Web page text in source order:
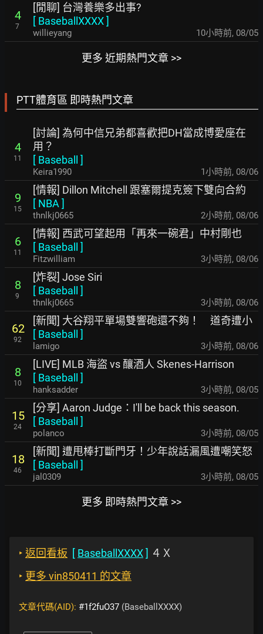
4
7
[閒聊] 台灣養樂多出事?
[ BaseballXXXX]
willieyang 10小時前, 08/05
更多 近期熱門文章 >>
PTT體育區 即時熱門文章
4
11
[討論] 為何中信兄弟都喜歡把DH當成博愛座在
用？
[ Baseball ]
Keira1990 1小時前, 08/06
9
15
[情報] Dillon Mitchell 跟塞爾提克簽下雙向合約
[ NBA ]
thnlkj0665 2小時前, 08/06
6
11
[情報] 西武可望起用「再來一碗君」中村剛也
[ Baseball ]
Fitzwilliam 3小時前, 08/06
8
9
[炸裂] Jose Siri
[ Baseball ]
thnlkj0665 3小時前, 08/06
62
92
[新聞] 大谷翔平單場雙響砲還不夠！ 道奇遭小
[ Baseball ]
lamigo 3小時前, 08/06
8
10
[LIVE] MLB 海盜 vs 釀酒人 Skenes-Harrison
[ Baseball ]
hanksadder 3小時前, 08/05
15
24
[分享] Aaron Judge：I'll be back this season.
[ Baseball ]
polanco 3小時前, 08/05
18
46
[新聞] 遭甩棒打斷門牙！少年說話漏風遭嘲笑怒
[ Baseball ]
jal0309 3小時前, 08/05
更多 即時熱門文章 >>
‣ 返回看板 [ BaseballXXXX] ４Ｘ
‣ 更多 vin850411 的文章
文章代碼(AID): #1f2fuO37 (BaseballXXXX)